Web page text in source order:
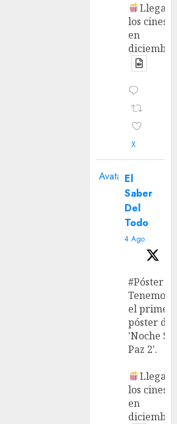
Llega a
los cines
en
X
Avatar El
Saber
Del
Todo
4 Ago
#Póster
Tenemos
el primer
póster de
'Noche
Paz 2'.
Llega a
los cines
en